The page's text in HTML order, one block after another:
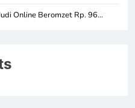
Online Beromzet Rp. 96…